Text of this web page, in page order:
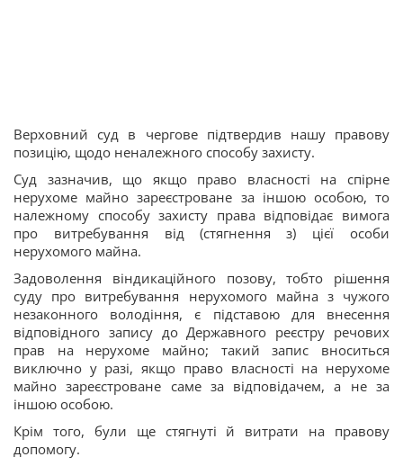
Верховний суд в чергове підтвердив нашу правову
позицію, щодо неналежного способу захисту.
Суд зазначив, що якщо право власності на спірне
нерухоме майно зареєстроване за іншою особою, то
належному способу захисту права відповідає вимога
про витребування від (стягнення з) цієї особи
нерухомого майна.
Задоволення віндикаційного позову, тобто рішення
суду про витребування нерухомого майна з чужого
незаконного володіння, є підставою для внесення
відповідного запису до Державного реєстру речових
прав на нерухоме майно; такий запис вноситься
виключно у разі, якщо право власності на нерухоме
майно зареєстроване саме за відповідачем, а не за
іншою особою.
Крім того, були ще стягнуті й витрати на правову
допомогу.